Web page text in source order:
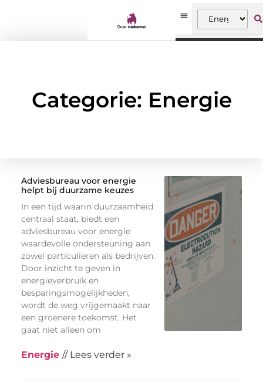
Categorie: Energie
Adviesbureau voor energie
helpt bij duurzame keuzes
In een tijd waarin duurzaamheid
centraal staat, biedt een
adviesbureau voor energie
waardevolle ondersteuning aan
zowel particulieren als bedrijven.
Door inzicht te geven in
energieverbruik en
besparingsmogelijkheden,
wordt de weg vrijgemaakt naar
een groenere toekomst. Het
gaat niet alleen om
Energie // Lees verder »